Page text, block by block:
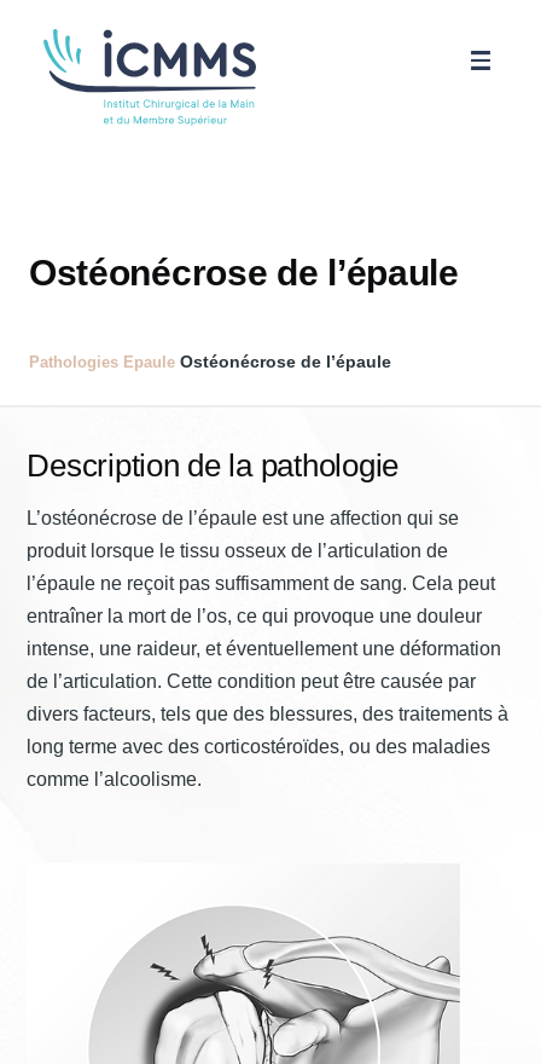
ICMMS
Parcours patient
Contact
Urgences
Ostéonécrose de l’épaule
Pathologies Epaule Ostéonécrose de l’épaule
Description de la pathologie
L’ostéonécrose de l’épaule est une affection qui se
produit lorsque le tissu osseux de l’articulation de
l’épaule ne reçoit pas suffisamment de sang. Cela peut
entraîner la mort de l’os, ce qui provoque une douleur
intense, une raideur, et éventuellement une déformation
de l’articulation. Cette condition peut être causée par
divers facteurs, tels que des blessures, des traitements à
long terme avec des corticostéroïdes, ou des maladies
comme l’alcoolisme.